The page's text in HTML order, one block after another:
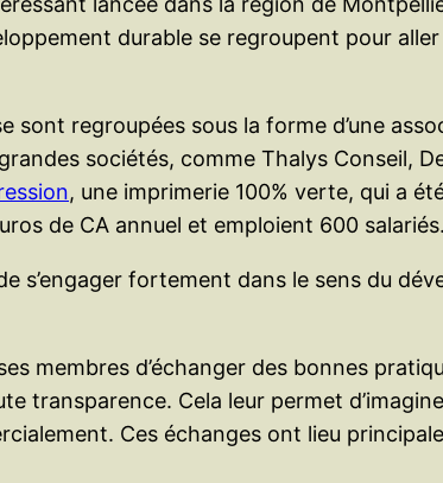
durable se regroupent pour
regroupées sous la forme d’une
sociétés, comme Thalys Conseil,
, une imprimerie 100% verte, qui a
de CA annuel et emploient 600 salariés.
s’engager fortement dans le sens du
membres d’échanger des bonnes
transparence. Cela leur permet
Ces échanges ont lieu